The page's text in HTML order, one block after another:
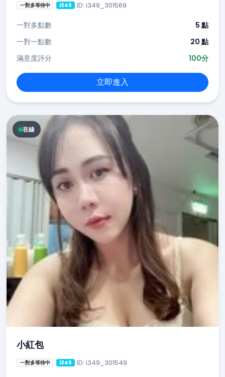
一對多等待中 i349 ID: i349_301569
一對多點數
5 點
一對一點數
20 點
滿意度評分
100分
立即進入
在線
小紅包
一對多等待中 i349 ID: i349_301549